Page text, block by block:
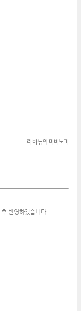
라바뉴의 마비노기
반영하겠습니다.